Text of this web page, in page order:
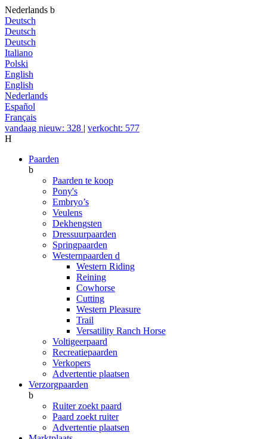
Nederlands b
Deutsch
Deutsch
Deutsch
Italiano
Polski
English
English
Nederlands
Español
Français
vandaag nieuw: 328 | verkocht: 577
H
Paarden
b
Paarden te koop
Pony's
Embryo’s
Veulens
Dekhengsten
Dressuurpaarden
Springpaarden
Westernpaarden d
Western Riding
Reining
Cowhorse
Cutting
Western Pleasure
Trail
Versatility Ranch Horse
Voltigeerpaard
Recreatiepaarden
Verkopers
Advertentie plaatsen
Verzorgpaarden
b
Ruiter zoekt paard
Paard zoekt ruiter
Advertentie plaatsen